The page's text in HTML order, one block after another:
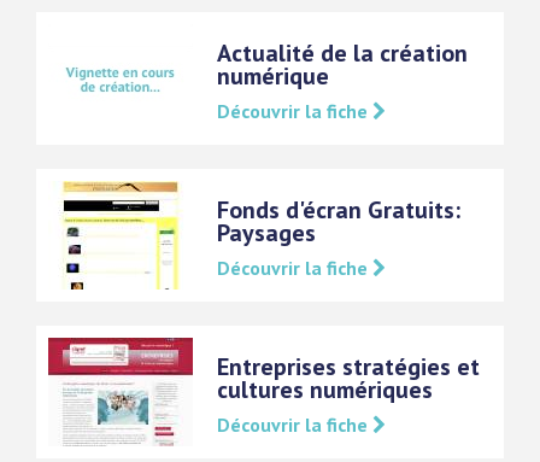
Actualité de la création
numérique
Découvrir la fiche
Fonds d'écran Gratuits:
Paysages
Découvrir la fiche
Entreprises stratégies et
cultures numériques
Découvrir la fiche